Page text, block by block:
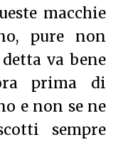
macchie
pure non
va bene
prima di
e non se ne
sempre